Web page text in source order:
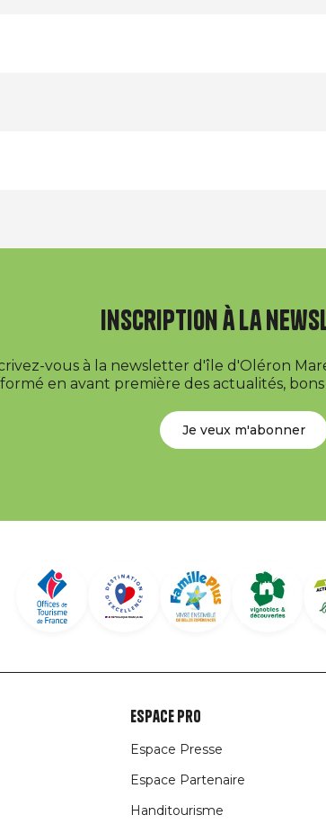
Inscription à la
vous à la newsletter d'île d'Oléron
en avant première des actualités,
Je veux m'abonner
Espace Pro
Espace Presse
Espace Partenaire
Handitourisme